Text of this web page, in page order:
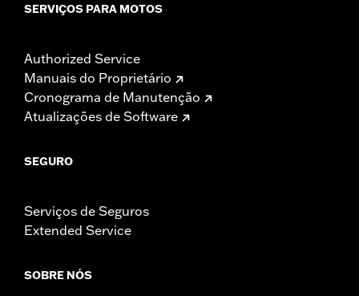
SERVIÇOS PARA MOTOS
Authorized Service
Manuais do Proprietário
Cronograma de Manutenção
Atualizações de Software
SEGURO
Serviços de Seguros
Extended Service
SOBRE NÓS